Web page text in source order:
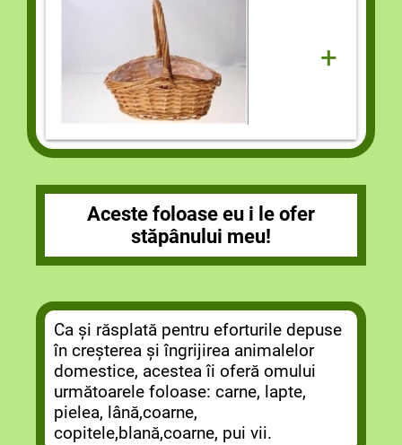
+
Aceste foloase eu i le ofer
stăpânului meu!
Ca și răsplată pentru eforturile depuse
în creșterea și îngrijirea animalelor
domestice, acestea îi oferă omului
următoarele foloase: carne, lapte,
pielea, lână,coarne,
copitele,blană,coarne, pui vii.